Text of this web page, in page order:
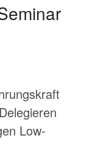
Low-